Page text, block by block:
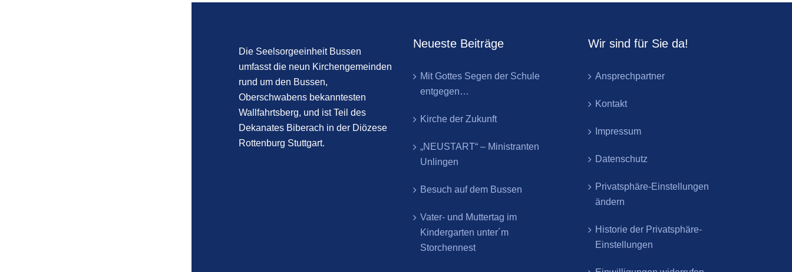
Die Seelsorgeeinheit Bussen
umfasst die neun Kirchengemeinden
rund um den Bussen,
Oberschwabens bekanntesten
Wallfahrtsberg, und ist Teil des
Dekanates Biberach in der Diözese
Rottenburg Stuttgart.
Neueste Beiträge
Mit Gottes Segen der Schule
entgegen…
Kirche der Zukunft
„NEUSTART“ – Ministranten
Unlingen
Besuch auf dem Bussen
Vater- und Muttertag im
Kindergarten unter´m
Storchennest
Wir sind für Sie da!
Ansprechpartner
Kontakt
Impressum
Datenschutz
Privatsphäre-Einstellungen
ändern
Historie der Privatsphäre-
Einstellungen